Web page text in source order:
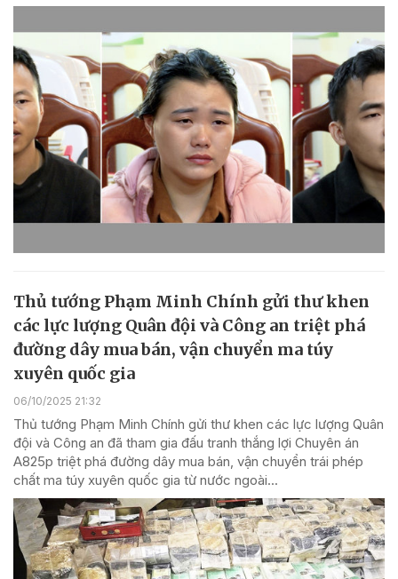
Thủ tướng Phạm Minh Chính gửi thư khen
các lực lượng Quân đội và Công an triệt phá
đường dây mua bán, vận chuyển ma túy
xuyên quốc gia
06/10/2025 21:32
Thủ tướng Phạm Minh Chính gửi thư khen các lực lượng Quân
đội và Công an đã tham gia đấu tranh thắng lợi Chuyên án
A825p triệt phá đường dây mua bán, vận chuyển trái phép
chất ma túy xuyên quốc gia từ nước ngoài...